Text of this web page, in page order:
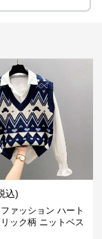
込)
ァッション ハート
ック柄 ニットベス